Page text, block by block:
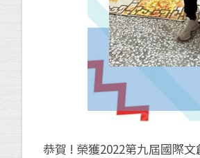
恭賀 ! 榮獲2022第九屆國際